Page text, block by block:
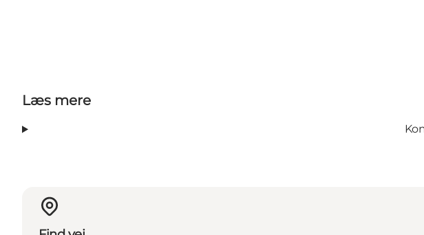
Læs mere